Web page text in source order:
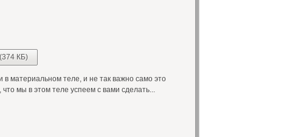
КБ)
материальном теле, и не так важно само это
что мы в этом теле успеем с вами сделать...